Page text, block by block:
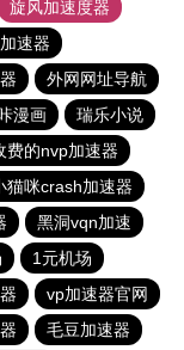
旋风加速度器
速器
外网网址导航
漫画
瑞乐小说
费的nvp加速器
猫咪crash加速器
黑洞vqn加速
1元机场
vp加速器官网
毛豆加速器